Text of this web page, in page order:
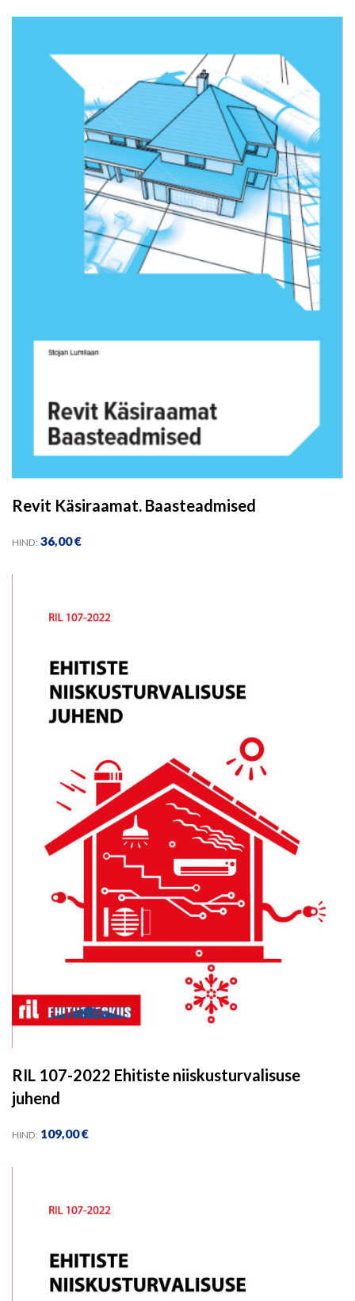
Revit Käsiraamat. Baasteadmised
HIND: 36,00€
RIL 107-2022 Ehitiste niiskusturvalisuse
juhend
HIND: 109,00€